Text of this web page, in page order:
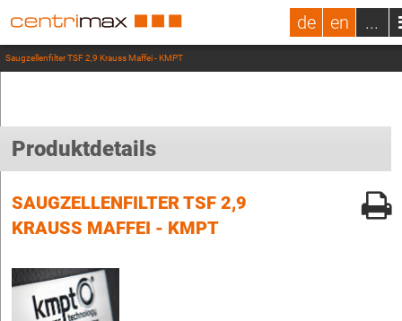
de en ...
Saugzellenfilter TSF 2,9 Krauss Maffei - KMPT
Produktdetails
SAUGZELLENFILTER TSF 2,9
KRAUSS MAFFEI - KMPT